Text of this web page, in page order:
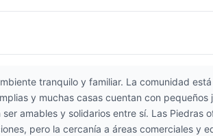
tranquilo y familiar. La comunidad
y muchas casas cuentan con
amables y solidarios entre sí. Las
pero la cercanía a áreas comerciales y